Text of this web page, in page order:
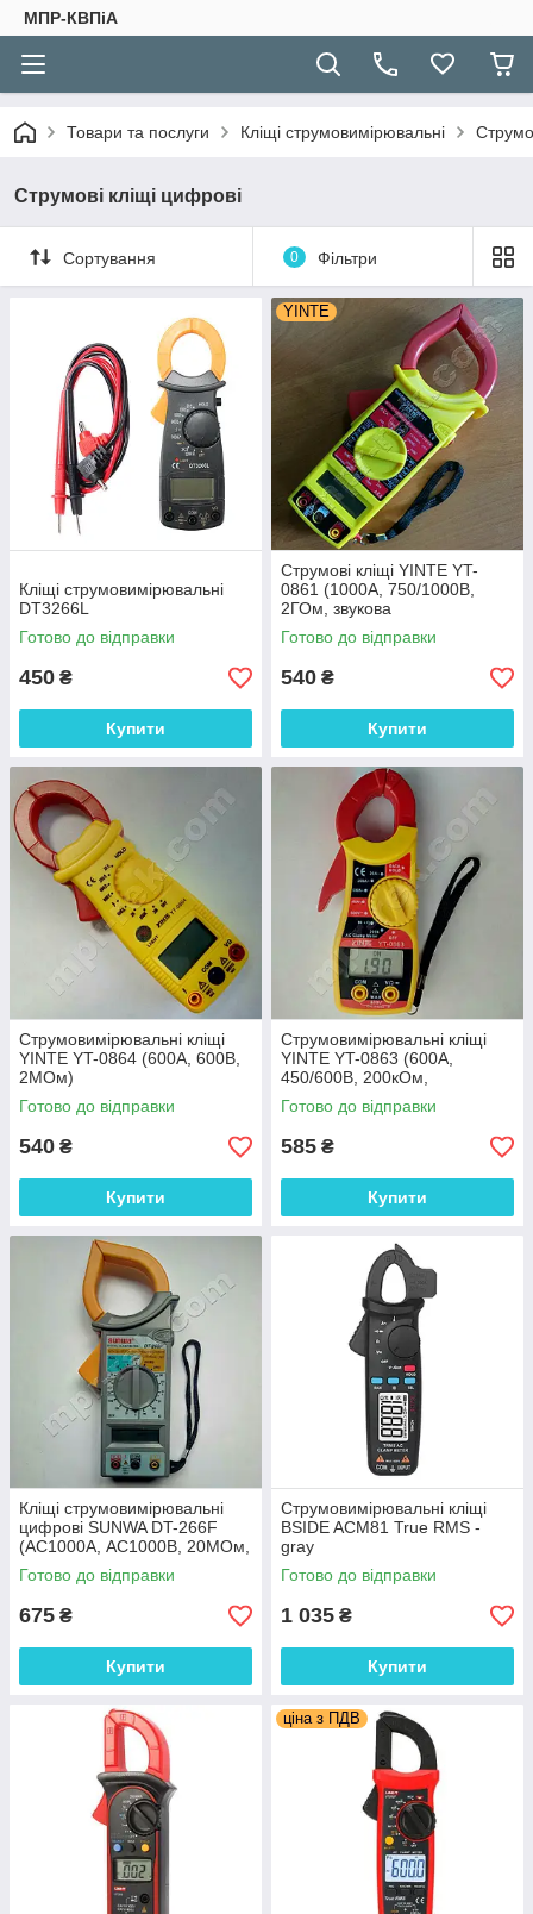
МПР-КВПіА
Товари та послуги Кліщі струмовимірювальні
Струмові кліщі цифрові
Сортування 0 Фільтри
Кліщі струмовимірювальні
DT3266L
Готово до відправки
450 ₴
Купити
YINTE
Струмові кліщі YINTE YT-
0861 (1000А, 750/1000В,
2ГОм, звукова
продзвонювання)
Готово до відправки
540 ₴
Купити
Струмовимірювальні кліщі
YINTE YT-0864 (600A, 600В,
2МОм)
Готово до відправки
540 ₴
Купити
Струмовимірювальні кліщі
YINTE YT-0863 (600A,
450/600В, 200кОм,
продзвонювання)
Готово до відправки
585 ₴
Купити
Кліщі струмовимірювальні
цифрові SUNWA DT-266F
(AC1000A, АС1000В, 20МОм,
2кГц, Ø50мм)
Готово до відправки
675 ₴
Купити
Струмовимірювальні кліщі
BSIDE ACM81 True RMS -
gray
Готово до відправки
1 035 ₴
Купити
ціна з ПДВ